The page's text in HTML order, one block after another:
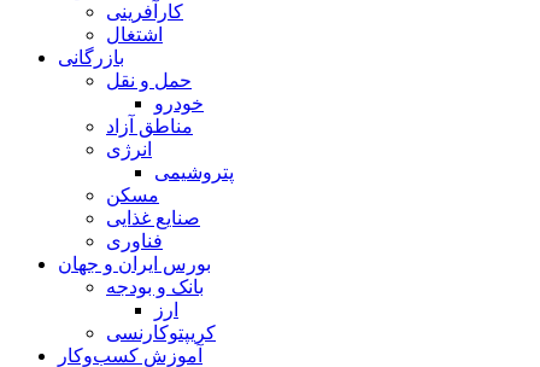
کارآفرینی
اشتغال
بازرگانی
حمل و نقل
خودرو
مناطق آزاد
انرژی
پتروشیمی
مسکن
صنایع غذایی
فناوری
بورس ایران و جهان
بانک و بودجه
ارز
کریپتوکارنسی
آموزش کسب‌وکار